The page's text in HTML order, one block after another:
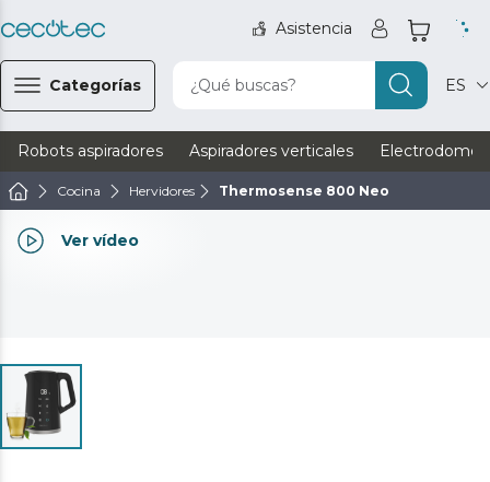
Asistencia
Categorías ¿Qué buscas? ES
Robots aspiradores Aspiradores verticales
Cocina Hervidores Thermosense 800 Neo
Ver vídeo